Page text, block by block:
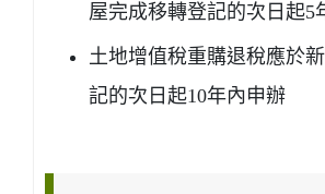
屋完成移轉登記的次日起5
土地增值稅重購退稅應於
記的次日起10年內申辦